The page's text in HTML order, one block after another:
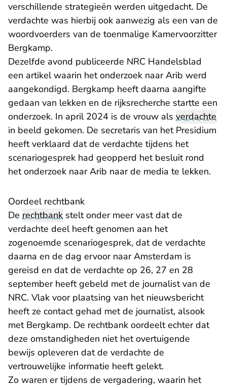
verschillende strategieën werden uitgedacht. De
verdachte was hierbij ook aanwezig als een van de
woordvoerders van de toenmalige Kamervoorzitter
Bergkamp.
Dezelfde avond publiceerde NRC Handelsblad
een artikel waarin het onderzoek naar Arib werd
aangekondigd. Bergkamp heeft daarna aangifte
gedaan van lekken en de rijksrecherche startte een
onderzoek. In april 2024 is de vrouw als verdachte
in beeld gekomen. De secretaris van het Presidium
heeft verklaard dat de verdachte tijdens het
scenariogesprek had geopperd het besluit rond
het onderzoek naar Arib naar de media te lekken.
Oordeel rechtbank
De rechtbank stelt onder meer vast dat de
verdachte deel heeft genomen aan het
zogenoemde scenariogesprek, dat de verdachte
daarna en de dag ervoor naar Amsterdam is
gereisd en dat de verdachte op 26, 27 en 28
september heeft gebeld met de journalist van de
NRC. Vlak voor plaatsing van het nieuwsbericht
heeft ze contact gehad met de journalist, alsook
met Bergkamp. De rechtbank oordeelt echter dat
deze omstandigheden niet het overtuigende
bewijs opleveren dat de verdachte de
vertrouwelijke informatie heeft gelekt.
Zo waren er tijdens de vergadering, waarin het